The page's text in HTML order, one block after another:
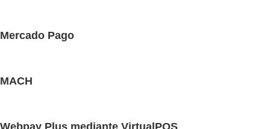
Mercado Pago
MACH
Webpay Plus mediante VirtualPOS